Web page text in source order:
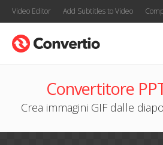
Video Editor Add Subtitles to Video
Convertitore
Crea immagini GIF dalle